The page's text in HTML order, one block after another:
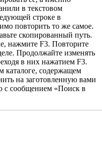
в текстовом
строке в
повторить то же самое.
скопированный путь.
нажмите F3. Повторите
Продолжайте изменять
в них нажатием F3.
каталоге, содержащем
на заготовленную вами
с сообщением «Поиск в